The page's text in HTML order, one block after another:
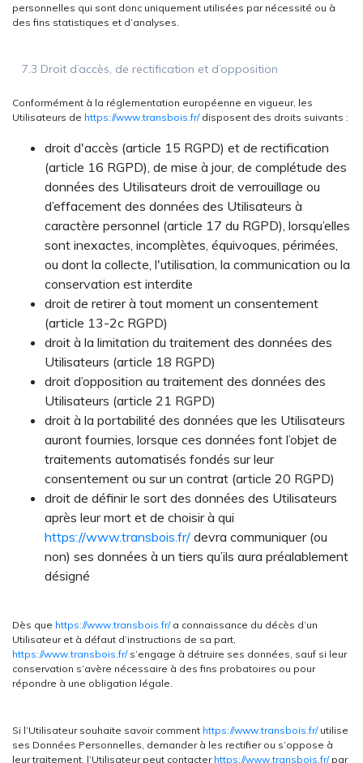
personnelles qui sont donc uniquement utilisées par nécessité ou à
des fins statistiques et d’analyses.
7.3 Droit d’accès, de rectification et d’opposition
Conformément à la réglementation européenne en vigueur, les
Utilisateurs de https://www.transbois.fr/disposent des droits suivants :
droit d'accès (article 15 RGPD) et de rectification
(article 16 RGPD), de mise à jour, de complétude des
données des Utilisateurs droit de verrouillage ou
d’effacement des données des Utilisateurs à
caractère personnel (article 17 du RGPD), lorsqu’elles
sont inexactes, incomplètes, équivoques, périmées,
ou dont la collecte, l'utilisation, la communication ou la
conservation est interdite
droit de retirer à tout moment un consentement
(article 13-2c RGPD)
droit à la limitation du traitement des données des
Utilisateurs (article 18 RGPD)
droit d’opposition au traitement des données des
Utilisateurs (article 21 RGPD)
droit à la portabilité des données que les Utilisateurs
auront fournies, lorsque ces données font l’objet de
traitements automatisés fondés sur leur
consentement ou sur un contrat (article 20 RGPD)
droit de définir le sort des données des Utilisateurs
après leur mort et de choisir à qui
https://www.transbois.fr/ devra communiquer (ou
non) ses données à un tiers qu’ils aura préalablement
désigné
Dès que https://www.transbois.fr/a connaissance du décès d’un
Utilisateur et à défaut d’instructions de sa part,
https://www.transbois.fr/s’engage à détruire ses données, sauf si leur
conservation s’avère nécessaire à des fins probatoires ou pour
répondre à une obligation légale.
Si l’Utilisateur souhaite savoir comment https://www.transbois.fr/utilise
ses Données Personnelles, demander à les rectifier ou s’oppose à
leur traitement, l’Utilisateur peut contacter https://www.transbois.fr/par